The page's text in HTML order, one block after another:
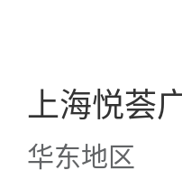
上海悦荟
华东地区